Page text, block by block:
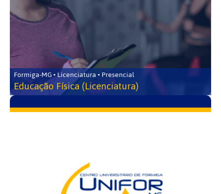
Formiga-MG • Licenciatura • Presencial
Educação Física (Licenciatura)